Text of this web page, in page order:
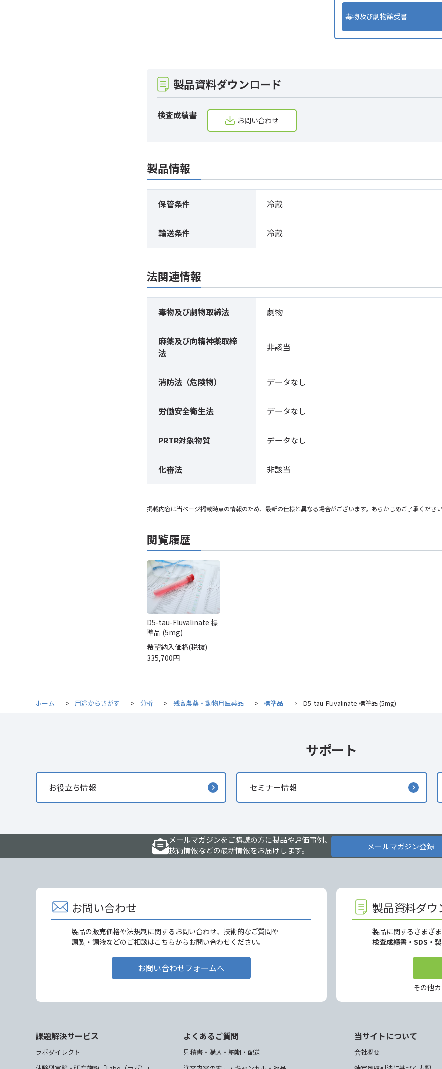
毒物及び劇物譲受書
製品資料ダウンロード
検査成績書 お問い合わせ
製品情報
保管条件 冷蔵
輸送条件 冷蔵
法関連情報
毒物及び劇物取締法 劇物
麻薬及び向精神薬取締
法
非該当
消防法（危険物） データなし
労働安全衛生法 データなし
PRTR対象物質 データなし
化審法 非該当
掲載内容は当ページ掲載時点の情報のため、最新の仕様と異なる場合がございます。あらかじめご了承くださ
閲覧履歴
D5-tau-Fluvalinate 標
準品 (5mg)
希望納入価格(税抜)
335,700円
ホーム > 用途からさがす > 分析 > 残留農薬・動物用医薬品 > 標準品 > D5-tau-Fluvalinate 標準品 (5mg)
サポート
お役立ち情報 セミナー情報
メールマガジンをご購読の方に製品や評価事例、
技術情報などの最新情報をお届けします。
メールマガジン登録
お問い合わせ
製品の販売価格や法規制に関するお問い合わせ、技術的なご質問や
調製・調液などのご相談はこちらからお問い合わせください。
お問い合わせフォームへ
製品資料ダウ
製品に関するさまざ
検査成績書・SDS・
その他
課題解決サービス
ラボダイレクト
よくあるご質問
見積書・購入・納期・配送
当サイトについて
会社概要